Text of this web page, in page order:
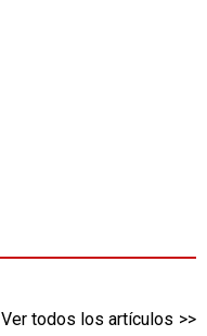
Ver todos los artículos